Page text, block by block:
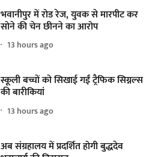
भवानीपुर में रोड रेज, युवक से मारपीट कर
सोने की चेन छीनने का आरोप
13 hours ago
स्कूली बच्चों को सिखाई गईं ट्रैफिक सिग्नल्स
की बारीकियां
13 hours ago
अब संग्रहालय में प्रदर्शित होगी बुद्धदेव